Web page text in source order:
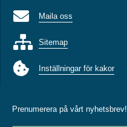
Maila oss
Sitemap
Inställningar för kakor
Prenumerera på vårt nyhetsbrev!